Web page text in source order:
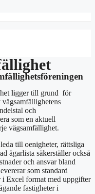
ligger till grund för
och
som en aktuell
vägsamfällighet.
till oenigheter, rättsliga
ägarlista säkerställer också
och ansvar bland
som standard
Excel format med uppgifter
fastigheter i